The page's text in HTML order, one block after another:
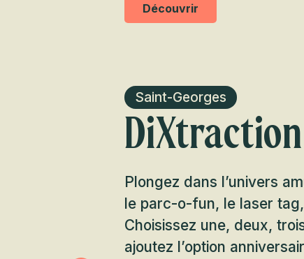
Découvrir
Saint-Georges
DiXtraction
Plongez dans l’univers
le parc-o-fun, le laser
Choisissez une, deux,
ajoutez l’option